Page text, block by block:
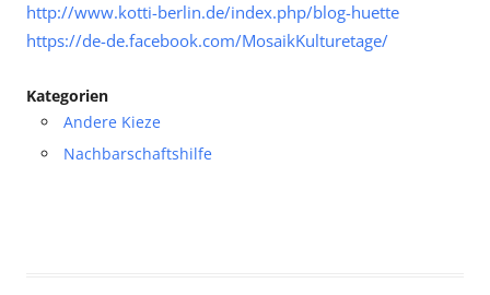
http://www.kotti-berlin.de/index.php/blog-huette
https://de-de.facebook.com/MosaikKulturetage/
Kategorien
Andere Kieze
Nachbarschaftshilfe